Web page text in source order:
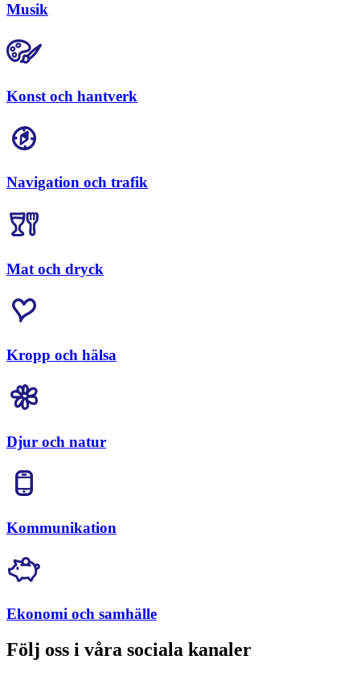
Musik
Konst och hantverk
Navigation och trafik
Mat och dryck
Kropp och hälsa
Djur och natur
Kommunikation
Ekonomi och samhälle
Följ oss i våra sociala kanaler